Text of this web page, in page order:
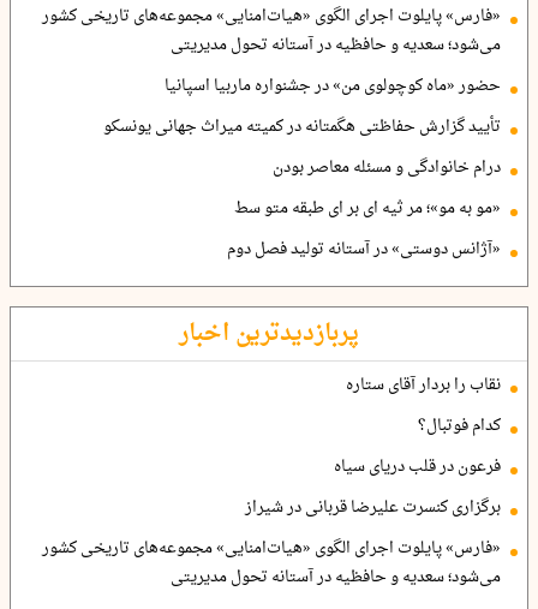
«فارس» پایلوت اجرای الگوی «هیات‌امنایی» مجموعه‌های تاریخی کشور
می‌شود؛ سعدیه و حافظیه در آستانه تحول مدیریتی
حضور «ماه کوچولوی من» در جشنواره ماربیا اسپانیا
تأیید گزارش حفاظتی هگمتانه در کمیته میراث جهانی یونسکو
درام خانوادگی و مسئله معاصر بودن
«مو به مو»؛ مر ثیه ای بر ای طبقه متو سط
«آژانس دوستی» در آستانه تولید فصل دوم
پربازدیدترین اخبار
نقاب را بردار آقای ستاره
کدام فوتبال؟
فرعون در قلب دریای سیاه
برگزاری کنسرت علیرضا قربانی در شیراز
«فارس» پایلوت اجرای الگوی «هیات‌امنایی» مجموعه‌های تاریخی کشور
می‌شود؛ سعدیه و حافظیه در آستانه تحول مدیریتی